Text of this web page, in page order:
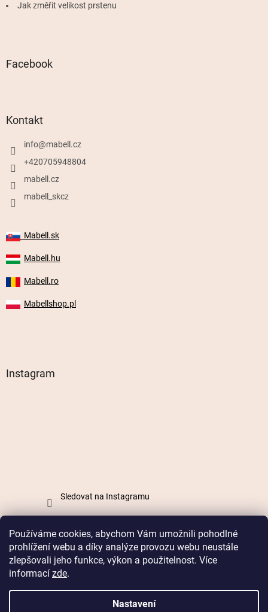
Používáme cookies, abychom Vám umožnili pohodlné
prohlížení webu a díky analýze provozu webu neustále
zlepšovali jeho funkce, výkon a použitelnost. Více
informací zde.
Nastavení
Jak změřit velikost prstenu
Facebook
Kontakt
info@mabell.cz
+420705948804
mabell.cz
mabell_skcz
Mabell.sk
Mabell.hu
Mabell.ro
Mabellshop.pl
Instagram
Sledovat na Instagramu
Vytvořil Shoptet
Copyright 2026